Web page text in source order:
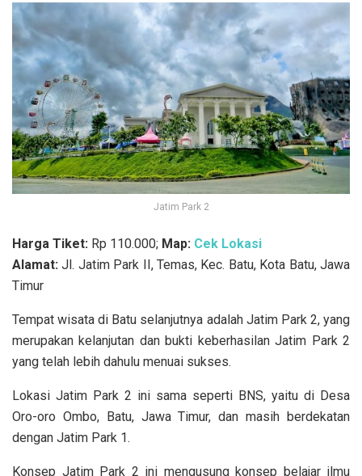
Jatim Park 2
Harga Tiket: Rp 110.000; Map: Cek Lokasi
Alamat: Jl. Jatim Park II, Temas, Kec. Batu, Kota Batu, Jawa
Timur
Tempat wisata di Batu selanjutnya adalah Jatim Park 2, yang
merupakan kelanjutan dan bukti keberhasilan Jatim Park 2
yang telah lebih dahulu menuai sukses.
Lokasi Jatim Park 2 ini sama seperti BNS, yaitu di Desa
Oro-oro Ombo, Batu, Jawa Timur, dan masih berdekatan
dengan Jatim Park 1.
Konsep Jatim Park 2 ini mengusung konsep belajar ilmu